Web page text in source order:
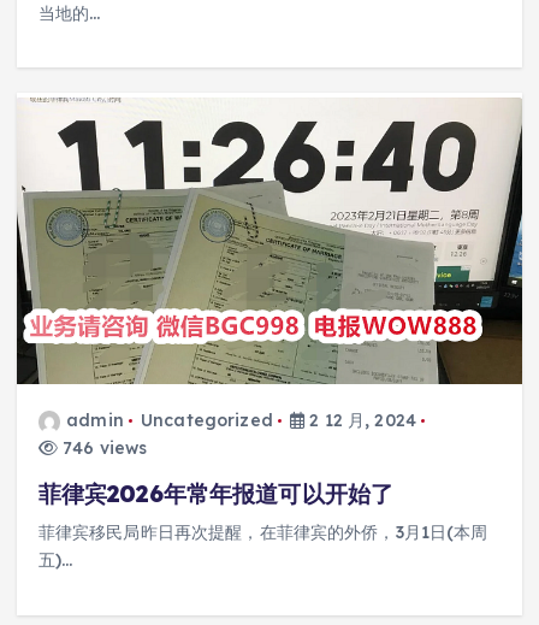
当地的…
admin Uncategorized
2 12 月, 2024
746 views
菲律宾2026年常年报道可以开始了
菲律宾移民局昨日再次提醒，在菲律宾的外侨，3月1日(本周
五)…